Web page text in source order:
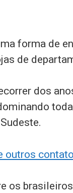
forma de
de
dos
outros
os